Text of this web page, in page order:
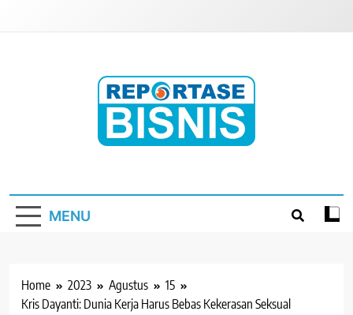
MENU
Home 2023 Agustus
15
Kris Dayanti: Dunia Kerja Harus Bebas Kekerasan Seksual